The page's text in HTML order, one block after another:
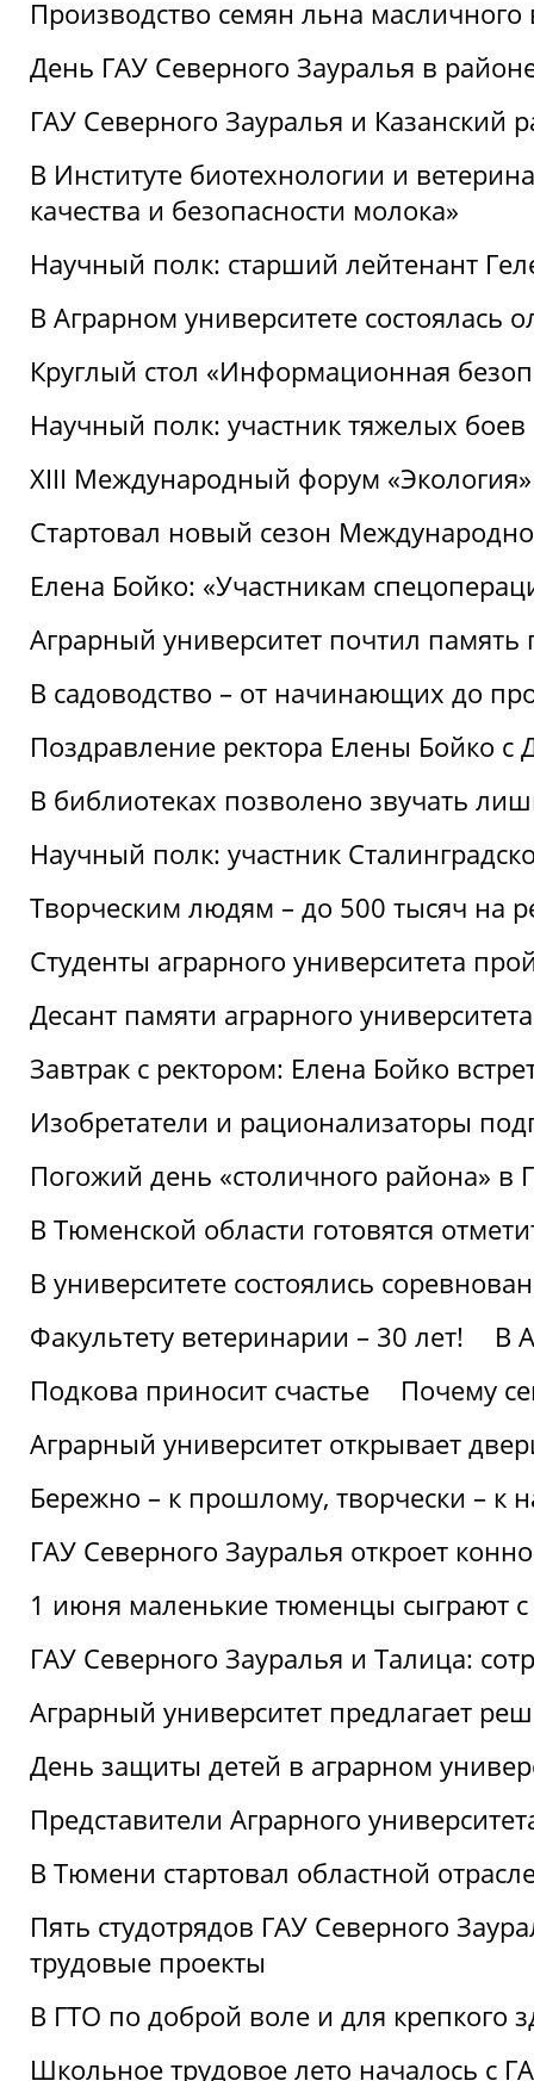
Производство семян льна
День ГАУ Северного Зауралья в
ГАУ Северного Зауралья и Казанский
В Институте биотехнологии и
качества и безопасности молока»
Научный полк: старший лейтенант
В Аграрном университете состоялась
Круглый стол «Информационная
Научный полк: участник тяжелых
XIII Международный форум
Стартовал новый сезон
Елена Бойко: «Участникам
Аграрный университет почтил
В садоводство – от начинающих до
Поздравление ректора Елены Бойко
В библиотеках позволено звучать
Научный полк: участник
Творческим людям – до 500 тысяч на
Студенты аграрного университета
Десант памяти аграрного
Завтрак с ректором: Елена Бойко
Изобретатели и рационализаторы
Погожий день «столичного района» в
В Тюменской области готовятся
В университете состоялись
Факультету ветеринарии – 30 лет!
В
Подкова приносит счастье
Почему
Аграрный университет открывает
Бережно – к прошлому, творчески – к
ГАУ Северного Зауралья откроет
1 июня маленькие тюменцы сыграют с
ГАУ Северного Зауралья и Талица:
Аграрный университет предлагает
День защиты детей в аграрном
Представители Аграрного
В Тюмени стартовал областной
Пять студотрядов ГАУ Северного
трудовые проекты
В ГТО по доброй воле и для крепкого
Школьное трудовое лето началось с